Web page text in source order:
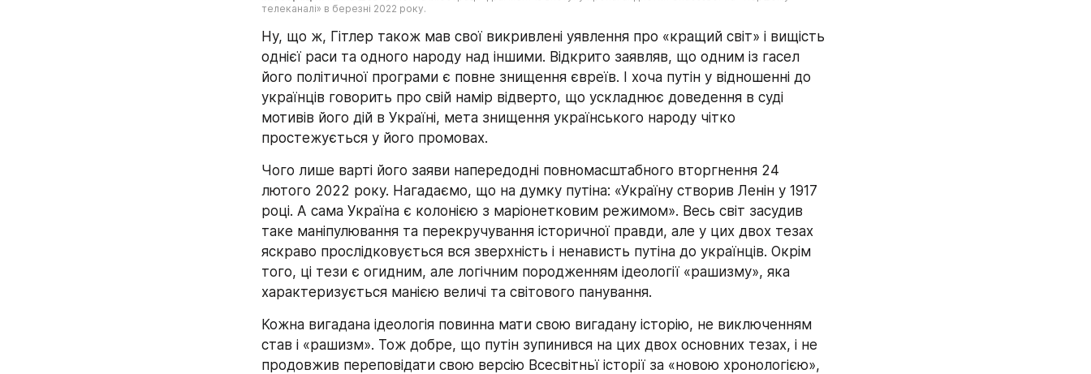
телеканалі» в березні 2022 року.
Ну, що ж, Гітлер також мав свої викривлені уявлення про «кращий світ» і вищість
однієї раси та одного народу над іншими. Відкрито заявляв, що одним із гасел
його політичної програми є повне знищення євреїв. І хоча путін у відношенні до
українців говорить про свій намір відверто, що ускладнює доведення в суді
мотивів його дій в Україні, мета знищення українського народу чітко
простежується у його промовах.
Чого лише варті його заяви напередодні повномасштабного вторгнення 24
лютого 2022 року. Нагадаємо, що на думку путіна: «Україну створив Ленін у 1917
році. А сама Україна є колонією з маріонетковим режимом». Весь світ засудив
таке маніпулювання та перекручування історичної правди, але у цих двох тезах
яскраво прослідковується вся зверхність і ненависть путіна до українців. Окрім
того, ці тези є огидним, але логічним породженням ідеології «рашизму», яка
характеризується манією величі та світового панування.
Кожна вигадана ідеологія повинна мати свою вигадану історію, не виключенням
став і «рашизм». Тож добре, що путін зупинився на цих двох основних тезах, і не
продовжив переповідати свою версію Всесвітньї історії за «новою хронологією»,